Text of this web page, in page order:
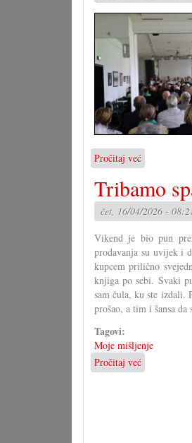
Pročitaj već
Prezentiran
„Naš
Mirko”
Tribamo
čet, 16/04/2026 -
Vikend je bio pun
prodavanja su uvijek i
kupcem prilično
knjiga po sebi. Svaki
sam čula, ku ste
prošao, a tim i šansa
Tagovi:
Moje mišljenje
Pročitaj već
Tribamo